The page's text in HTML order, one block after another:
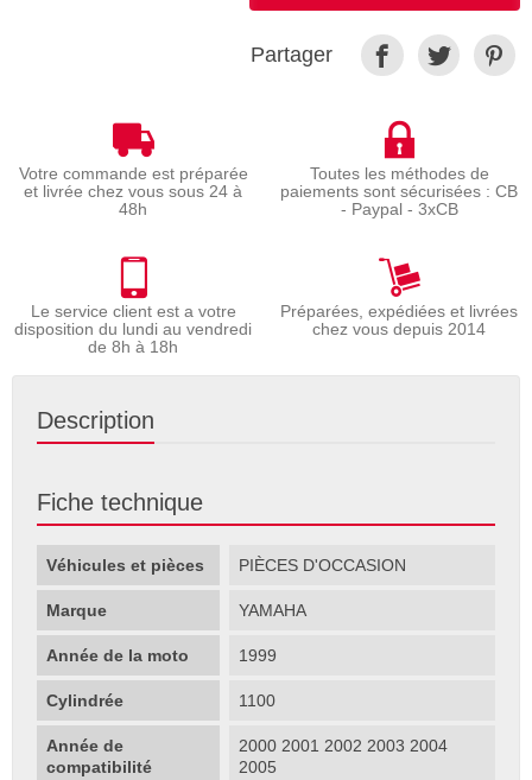
Partager
Votre commande est préparée
et livrée chez vous sous 24 à
48h
Toutes les méthodes de
paiements sont sécurisées : CB
- Paypal - 3xCB
Le service client est a votre
disposition du lundi au vendredi
de 8h à 18h
Préparées, expédiées et livrées
chez vous depuis 2014
Description
Fiche technique
Véhicules et pièces PIÈCES D'OCCASION
Marque YAMAHA
Année de la moto 1999
Cylindrée 1100
Année de
compatibilité
2000 2001 2002 2003 2004
2005